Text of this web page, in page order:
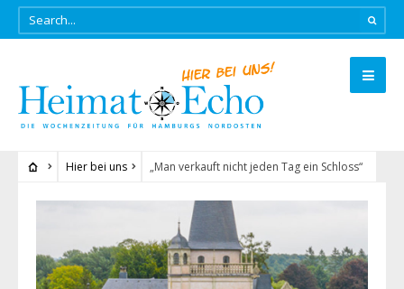
Hier bei uns „Man verkauft nicht jeden Tag ein Schloss“